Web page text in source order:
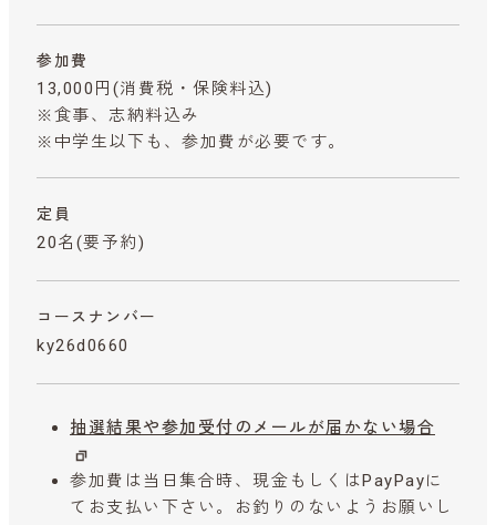
参加費
13,000円 (消費税・保険料込)
※食事、志納料込み
※中学生以下も、参加費が必要です。
定員
20名(要予約)
コースナンバー
ky26d0660
抽選結果や参加受付のメールが届かない場合
参加費は当日集合時、現金もしくはPayPayに
てお支払い下さい。お釣りのないようお願いし